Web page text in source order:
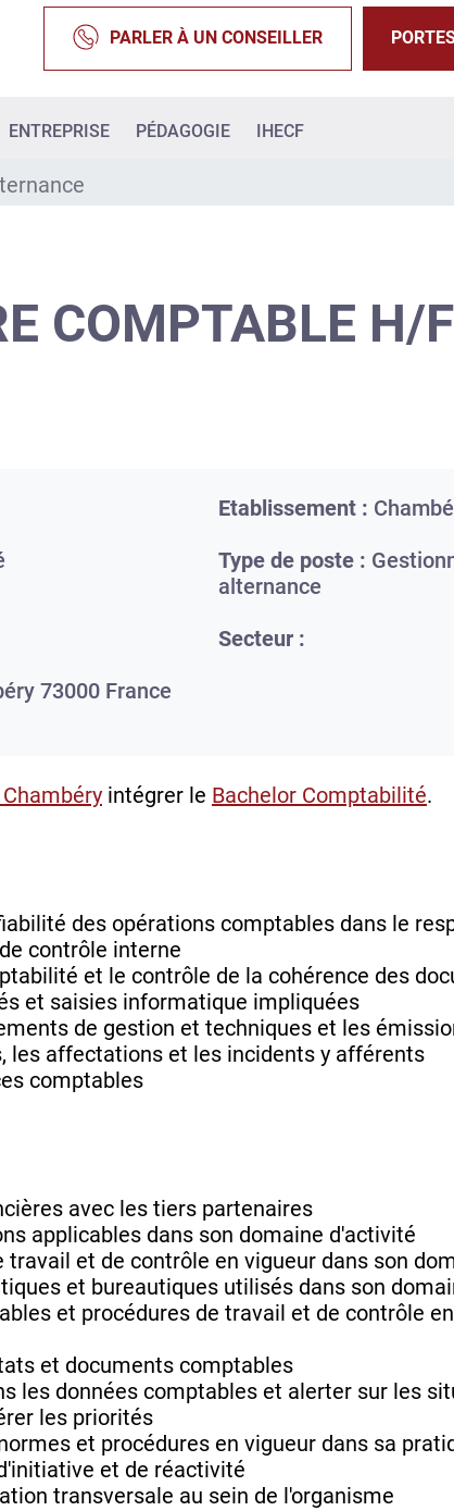
PARLER À UN CONSEILLER
ENTREPRISE PÉDAGOGIE IHECF
COMPTABLE H/
Etablissement :
Type de poste :
alternance
Secteur :
73000 France
Chambéry intégrer le Bachelor Comptabilité.
des opérations comptables dans le
contrôle interne
et le contrôle de la cohérence des
et saisies informatique impliquées
de gestion et techniques et les
les affectations et les incidents y afférents
comptables
avec les tiers partenaires
applicables dans son domaine d'activité
et de contrôle en vigueur dans son
et bureautiques utilisés dans son
et procédures de travail et de contrôle
et documents comptables
les données comptables et alerter sur les
les priorités
et procédures en vigueur dans sa
et de réactivité
transversale au sein de l'organisme